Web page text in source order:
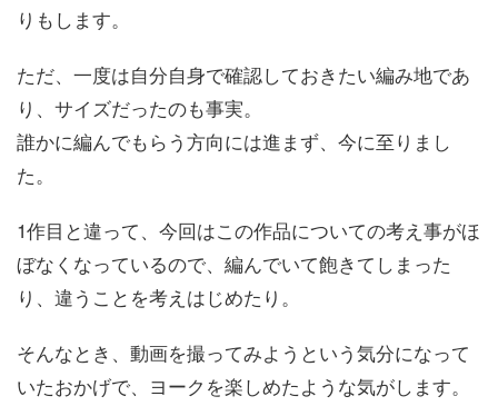
りもします。
ただ、一度は自分自身で確認しておきたい編み地であ
り、サイズだったのも事実。
誰かに編んでもらう方向には進まず、今に至りまし
た。
1作目と違って、今回はこの作品についての考え事がほ
ぼなくなっているので、編んでいて飽きてしまった
り、違うことを考えはじめたり。
そんなとき、動画を撮ってみようという気分になって
いたおかげで、ヨークを楽しめたような気がします。